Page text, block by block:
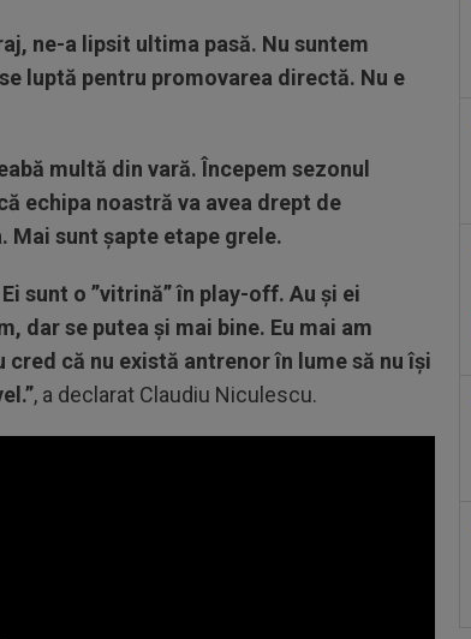
ne-a lipsit ultima pasă. Nu suntem
luptă pentru promovarea directă. Nu e
multă din vară. Începem sezonul
echipa noastră va avea drept de
Mai sunt șapte etape grele.
sunt o ”vitrină” în play-off. Au și ei
dar se putea și mai bine. Eu mai am
că nu există antrenor în lume să nu își
, a declarat Claudiu Niculescu.